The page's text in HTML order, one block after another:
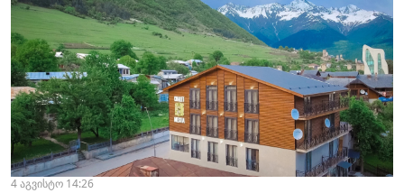
4 აგვისტო 14:26